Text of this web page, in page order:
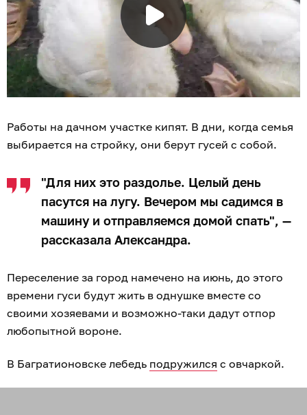
Работы на дачном участке кипят. В дни, когда семья
выбирается на стройку, они берут гусей с собой.
"Для них это раздолье. Целый день
пасутся на лугу. Вечером мы садимся в
машину и отправляемся домой спать", —
рассказала Александра.
Переселение за город намечено на июнь, до этого
времени гуси будут жить в однушке вместе со
своими хозяевами и возможно-таки дадут отпор
любопытной вороне.
В Багратионовске лебедь подружился с овчаркой.